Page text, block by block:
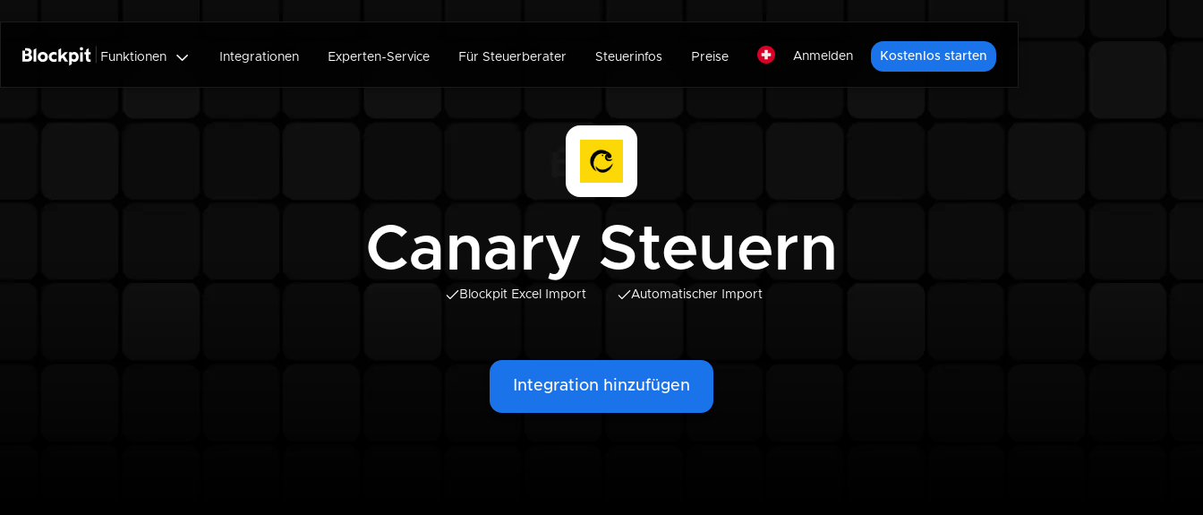
Funktionen  Integrationen Experten-Service Für Steuerberater Steuerinfos Preise Anmelden Kostenlos starten
Canary Steuern
Blockpit Excel Import Automatischer Import
Integration hinzufügen